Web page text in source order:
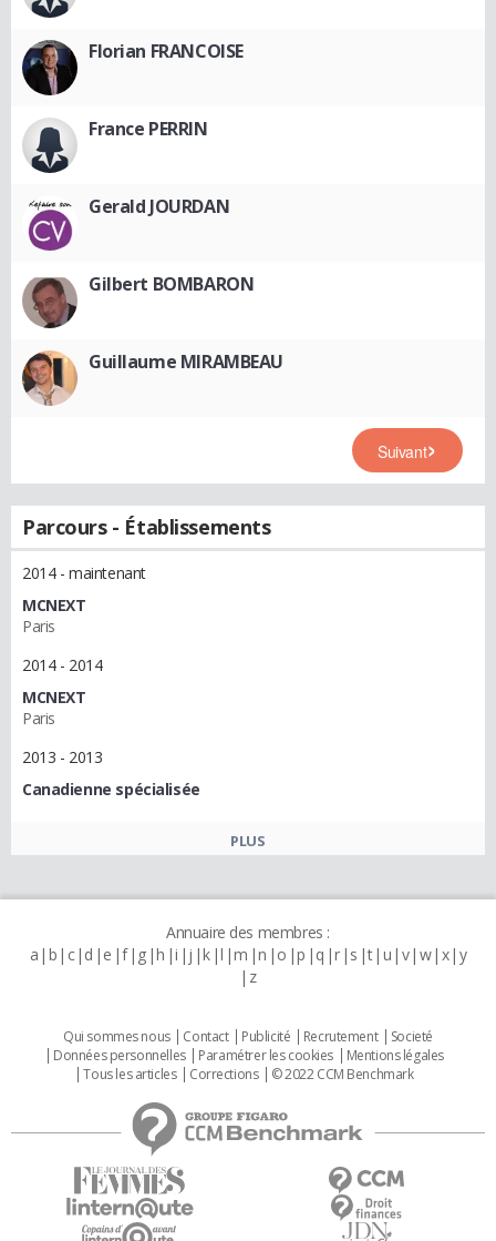
Florian FRANCOISE
France PERRIN
Gerald JOURDAN
Gilbert BOMBARON
Guillaume MIRAMBEAU
Suivant
Parcours - Établissements
2014 - maintenant
MCNEXT
Paris
2014 - 2014
MCNEXT
Paris
2013 - 2013
Canadienne spécialisée
PLUS
Annuaire des membres :
a b c d e f g h i j k l m n o p q r s t u v w x y
z
Qui sommes nous Contact Publicité Recrutement
Societé
Données personnelles
Paramétrer les cookies
Mentions légales
Tous les articles
Corrections © 2022 CCM Benchmark